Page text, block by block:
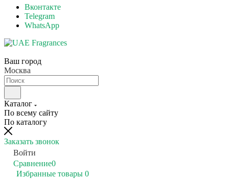
Вконтакте
Telegram
WhatsApp
Ваш город
Москва
Каталог
По всему сайту
По каталогу
Заказать звонок
Войти
Сравнение0
Избранные товары 0